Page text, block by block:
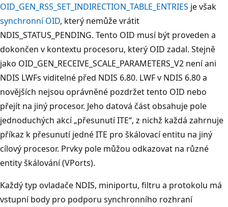
OID_GEN_RSS_SET_INDIRECTION_TABLE_ENTRIES je však
synchronní OID, který nemůže vrátit
NDIS_STATUS_PENDING. Tento OID musí být proveden a
dokončen v kontextu procesoru, který OID zadal. Stejně
jako OID_GEN_RECEIVE_SCALE_PARAMETERS_V2 není ani
NDIS LWFs viditelné před NDIS 6.80. LWF v NDIS 6.80 a
novějších nejsou oprávněné pozdržet tento OID nebo
přejít na jiný procesor. Jeho datová část obsahuje pole
jednoduchých akcí „přesunutí ITE“, z nichž každá zahrnuje
příkaz k přesunutí jedné ITE pro škálovací entitu na jiný
cílový procesor. Prvky pole můžou odkazovat na různé
entity škálování (VPorts).
Každý typ ovladače NDIS, miniportu, filtru a protokolu má
vstupní body pro podporu synchronního rozhraní